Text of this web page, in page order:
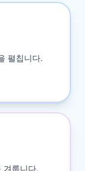
펼칩니다.
겨룹니다.